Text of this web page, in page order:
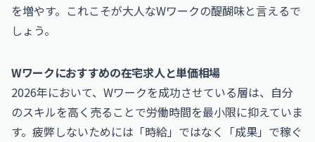
を増やす。これこそが大人なWワークの醍醐味と言えるで
しょう。
Wワークにおすすめの在宅求人と単価相場
2026年において、Wワークを成功させている層は、自分
のスキルを高く売ることで労働時間を最小限に抑えていま
す。疲弊しないためには「時給」ではなく「成果」で稼ぐ